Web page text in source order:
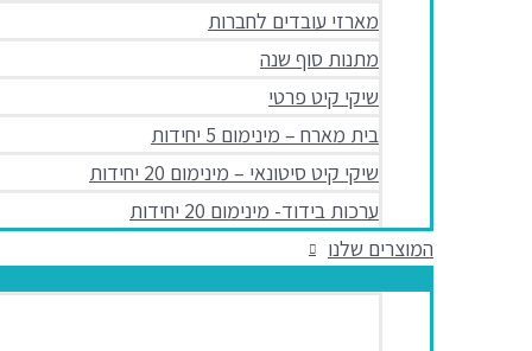
מארזי עובדים לחברות
מתנות סוף שנה
שיקי קיט פרטי
בית מארח – מינימום 5 יחידות
שיקי קיט סיטונאי – מינימום 20 יחידות
ערכות בידוד- מינימום 20 יחידות
המוצרים שלנו